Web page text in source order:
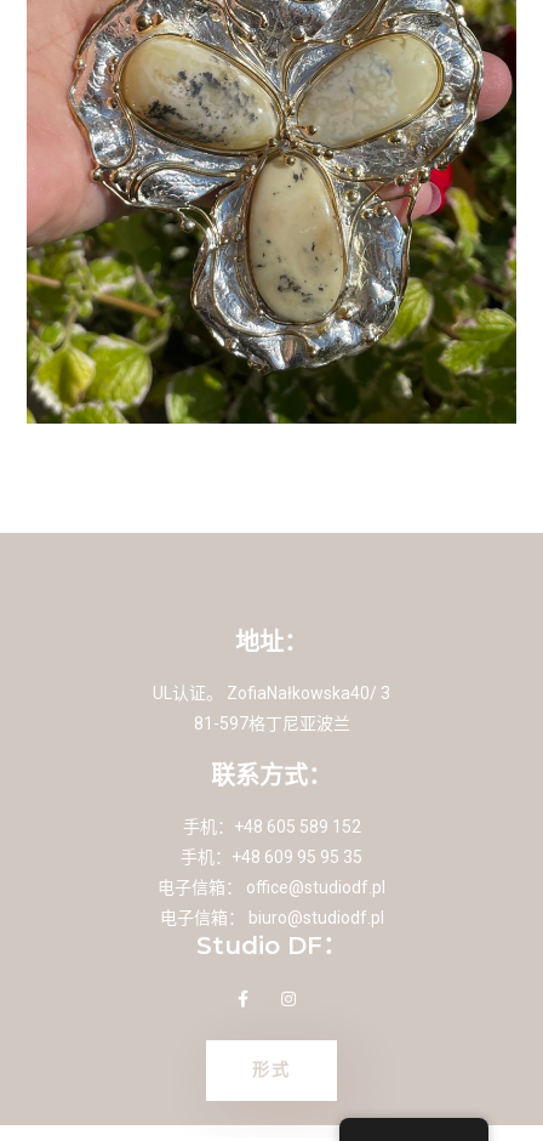
地址：
UL认证。 ZofiaNałkowska40/ 3
81-597格丁尼亚波兰
联系方式：
手机：+48 605 589 152
手机：+48 609 95 95 35
电子信箱： office@studiodf.pl
电子信箱：
biuro@studiodf.pl
Studio DF：
形式